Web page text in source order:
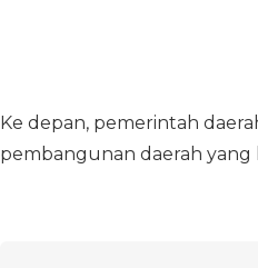
Ke depan, pemerintah
pembangunan daerah yang